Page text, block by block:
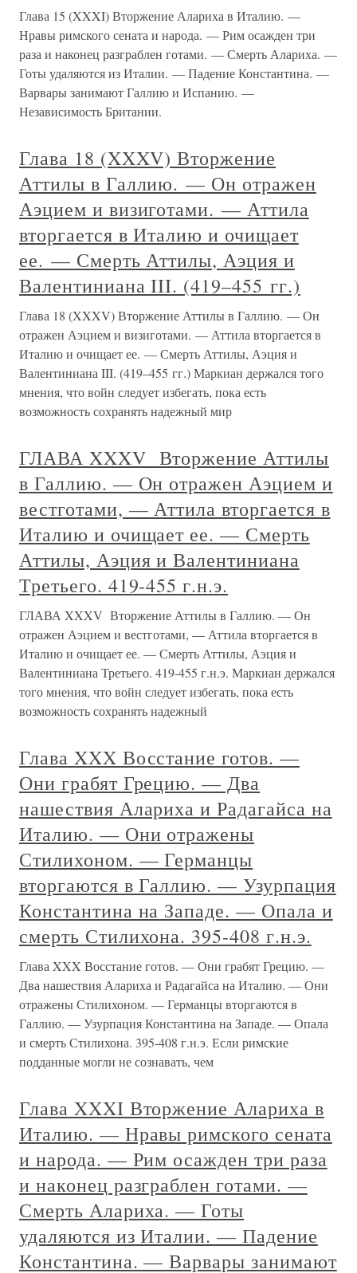
Глава 15 (XXXI) Вторжение Алариха в Италию. —
Нравы римского сената и народа. — Рим осажден три
раза и наконец разграблен готами. — Смерть Алариха. —
Готы удаляются из Италии. — Падение Константина. —
Варвары занимают Галлию и Испанию. —
Независимость Британии.
Глава 18 (XXXV) Вторжение
Аттилы в Галлию. — Он отражен
Аэцием и визиготами. — Аттила
вторгается в Италию и очищает
ее. — Смерть Аттилы, Аэция и
Валентиниана III. (419–455 гг.)
Глава 18 (XXXV) Вторжение Аттилы в Галлию. — Он
отражен Аэцием и визиготами. — Аттила вторгается в
Италию и очищает ее. — Смерть Аттилы, Аэция и
Валентиниана III. (419–455 гг.) Маркиан держался того
мнения, что войн следует избегать, пока есть
возможность сохранять надежный мир
ГЛАВА XXXV Вторжение Аттилы
в Галлию. — Он отражен Аэцием и
вестготами, — Аттила вторгается в
Италию и очищает ее. — Смерть
Аттилы, Аэция и Валентиниана
Третьего. 419-455 г.н.э.
ГЛАВА XXXV Вторжение Аттилы в Галлию. — Он
отражен Аэцием и вестготами, — Аттила вторгается в
Италию и очищает ее. — Смерть Аттилы, Аэция и
Валентиниана Третьего. 419-455 г.н.э. Маркиан держался
того мнения, что войн следует избегать, пока есть
возможность сохранять надежный
Глава XXX Восстание готов. —
Они грабят Грецию. — Два
нашествия Алариха и Радагайса на
Италию. — Они отражены
Стилихоном. — Германцы
вторгаются в Галлию. — Узурпация
Константина на Западе. — Опала и
смерть Стилихона. 395-408 г.н.э.
Глава XXX Восстание готов. — Они грабят Грецию. —
Два нашествия Алариха и Радагайса на Италию. — Они
отражены Стилихоном. — Германцы вторгаются в
Галлию. — Узурпация Константина на Западе. — Опала
и смерть Стилихона. 395-408 г.н.э. Если римские
подданные могли не сознавать, чем
Глава XXXI Вторжение Алариха в
Италию. — Нравы римского сената
и народа. — Рим осажден три раза
и наконец разграблен готами. —
Смерть Алариха. — Готы
удаляются из Италии. — Падение
Константина. — Варвары занимают